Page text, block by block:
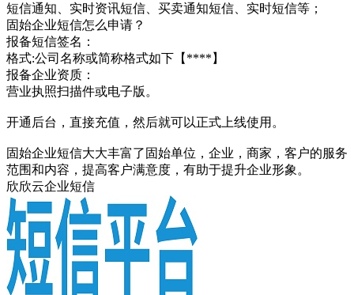
短信通知、实时资讯短信、买卖通知短信、实时短信等；
固始企业短信怎么申请？
报备短信签名：
格式:公司名称或简称格式如下【****】
报备企业资质：
营业执照扫描件或电子版。
开通后台，直接充值，然后就可以正式上线使用。
固始企业短信大大丰富了固始单位，企业，商家，客户的服务
范围和内容，提高客户满意度，有助于提升企业形象。
欣欣云企业短信